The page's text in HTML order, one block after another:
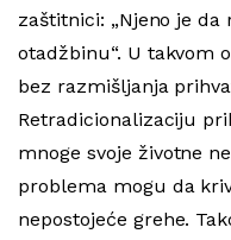
zaštitnici: „Njeno je
otadžbinu“. U takvom
bez razmišljanja
Retradicionalizaciju
mnoge svoje životne
problema mogu da
nepostojeće grehe.